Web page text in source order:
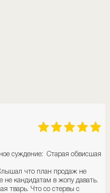
суждение: Старая обвисшая
что план продаж не
не кандидатам в жопу давать.
тварь. Что со стервы с